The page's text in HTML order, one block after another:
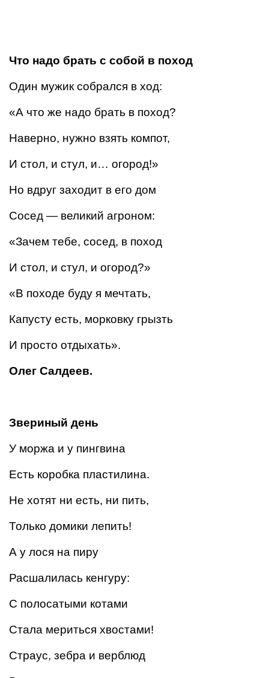
Что надо брать с собой в поход
Один мужик собрался в ход:
«А что же надо брать в поход?
Наверно, нужно взять компот,
И стол, и стул, и… огород!»
Но вдруг заходит в его дом
Сосед — великий агроном:
«Зачем тебе, сосед, в поход
И стол, и стул, и огород?»
«В походе буду я мечтать,
Капусту есть, морковку грызть
И просто отдыхать».
Олег Салдеев.
Звериный день
У моржа и у пингвина
Есть коробка пластилина.
Не хотят ни есть, ни пить,
Только домики лепить!
А у лося на пиру
Расшалилась кенгуру:
С полосатыми котами
Стала мериться хвостами!
Страус, зебра и верблюд